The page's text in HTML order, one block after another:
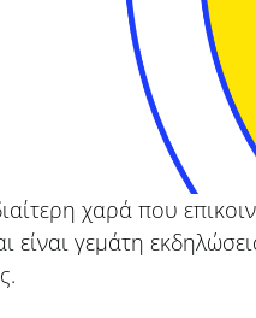
χαρά που
είναι γεμάτη